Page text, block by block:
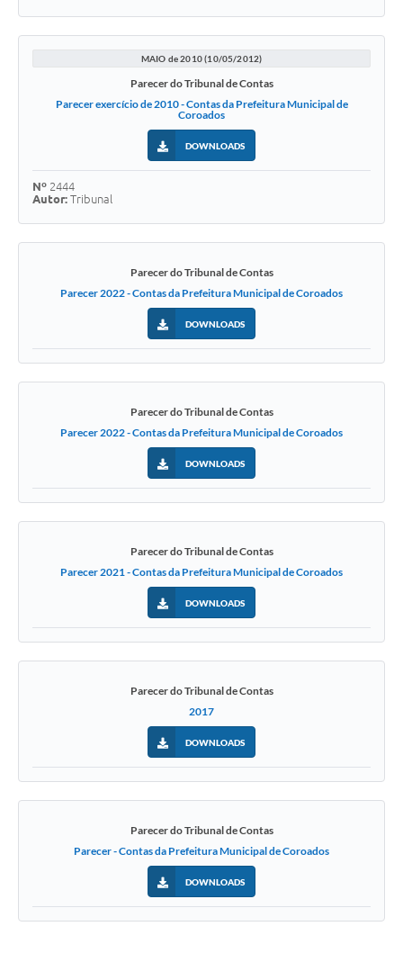
MAIO de 2010 (10/05/2012)
Parecer do Tribunal de Contas
Parecer exercício de 2010 - Contas da Prefeitura Municipal de
Coroados
DOWNLOADS
Nº 2444
Autor: Tribunal
Parecer do Tribunal de Contas
Parecer 2022 - Contas da Prefeitura Municipal de Coroados
DOWNLOADS
Parecer do Tribunal de Contas
Parecer 2022 - Contas da Prefeitura Municipal de Coroados
DOWNLOADS
Parecer do Tribunal de Contas
Parecer 2021 - Contas da Prefeitura Municipal de Coroados
DOWNLOADS
Parecer do Tribunal de Contas
2017
DOWNLOADS
Parecer do Tribunal de Contas
Parecer - Contas da Prefeitura Municipal de Coroados
DOWNLOADS